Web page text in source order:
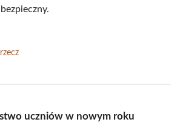
uczniów w nowym roku